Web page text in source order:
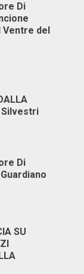
Di
Ventre del
Silvestri
Di
SU